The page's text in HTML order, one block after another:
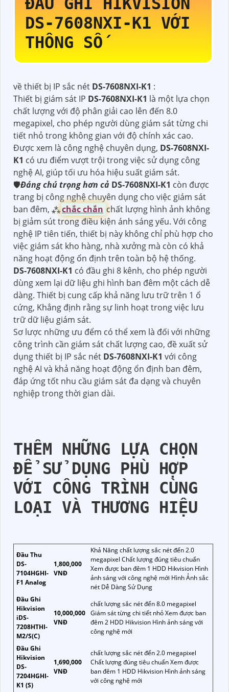
DS-7608NXI-K1 VỚI
THÔNG SỐ
về thiết bị IP sắc nét DS-7608NXI-K1 :
Thiết bị giám sát IP DS-7608NXI-K1 là một lựa chọn
chất lượng với độ phân giải cao lên đến 8.0
megapixel, cho phép người dùng giám sát từng chi
tiết nhỏ trong không gian với độ chính xác cao.
Được xem là công nghệ chuyên dụng, DS-7608NXI-
K1 có ưu điểm vượt trội trong việc sử dụng công
nghệ AI, giúp tối ưu hóa hiệu suất giám sát.
🛡Đáng chú trọng hơn cả DS-7608NXI-K1 còn được
trang bị công nghệ chuyên dụng cho việc giám sát
ban đêm, ⁂chắc chắn chất lượng hình ảnh không
bị giảm sút trong điều kiện ánh sáng yếu. Với công
nghệ IP tiên tiến, thiết bị này không chỉ phù hợp cho
việc giám sát kho hàng, nhà xưởng mà còn có khả
năng hoạt động ổn định trên toàn bộ hệ thống.
DS-7608NXI-K1 có đầu ghi 8 kênh, cho phép người
dùng xem lại dữ liệu ghi hình ban đêm một cách dễ
dàng. Thiết bị cung cấp khả năng lưu trữ trên 1 ổ
cứng, Khẳng định rằng sự linh hoạt trong việc lưu
trữ dữ liệu giám sát.
Sơ lược những ưu đểm có thể xem là đối với những
công trình cần giám sát chất lượng cao, đề xuất sử
dụng thiết bị IP sắc nét DS-7608NXI-K1 với công
nghệ AI và khả năng hoạt động ổn định ban đêm,
đáp ứng tốt nhu cầu giám sát đa dạng và chuyên
nghiệp trong thời gian dài.
THÊM NHỮNG LỰA CHỌN
ĐỂ SỬ DỤNG PHÙ HỢP
VỚI CÔNG TRÌNH CÙNG
LOẠI VÀ THƯƠNG HIỆU
Đầu Thu
DS-
7104HGHI-
F1 Analog
1,800,000
VNĐ
Khả Năng chất lượng sắc nét đến 2.0
megapixel Chất lượng đúng tiêu chuẩn
Xem được ban đêm 1 HDD Hikvision Hình
ảnh sáng với công nghệ mới Hình Ảnh sắc
nét Dễ Dàng Sử Dụng
Đầu Ghi
Hikvision
iDS-
7208HTHI-
M2/S(C)
10,000,000
VNĐ
chất lượng sắc nét đến 8.0 megapixel
Giám sát từng chi tiết nhỏ Xem được ban
đêm 2 HDD Hikvision Hình ảnh sáng với
công nghệ mới
Đầu Ghi
Hikvision
DS-
7204HGHI-
K1 (S)
1,690,000
VNĐ
chất lượng sắc nét đến 2.0 megapixel
Chất lượng đúng tiêu chuẩn Xem được
ban đêm 1 HDD Hikvision Hình ảnh sáng
với công nghệ mới